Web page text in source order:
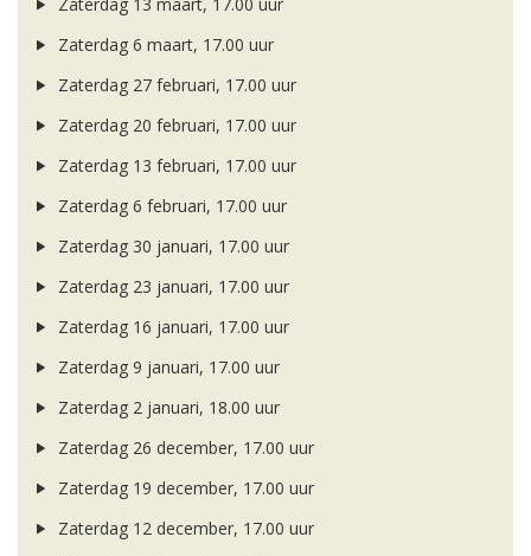
Zaterdag 13 maart, 17.00 uur
Zaterdag 6 maart, 17.00 uur
Zaterdag 27 februari, 17.00 uur
Zaterdag 20 februari, 17.00 uur
Zaterdag 13 februari, 17.00 uur
Zaterdag 6 februari, 17.00 uur
Zaterdag 30 januari, 17.00 uur
Zaterdag 23 januari, 17.00 uur
Zaterdag 16 januari, 17.00 uur
Zaterdag 9 januari, 17.00 uur
Zaterdag 2 januari, 18.00 uur
Zaterdag 26 december, 17.00 uur
Zaterdag 19 december, 17.00 uur
Zaterdag 12 december, 17.00 uur